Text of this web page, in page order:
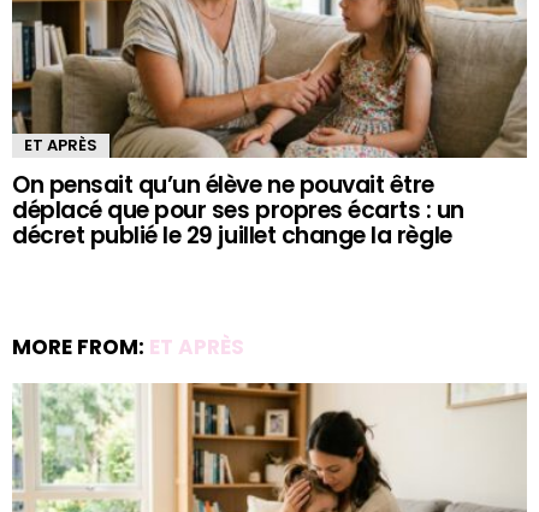
ET APRÈS
On pensait qu’un élève ne pouvait être
déplacé que pour ses propres écarts : un
décret publié le 29 juillet change la règle
MORE FROM: ET APRÈS